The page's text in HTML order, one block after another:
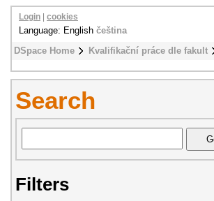
DSpace Home Kvalifikační práce dle fakult
Login cookies
Language: English čeština
Search
Filters